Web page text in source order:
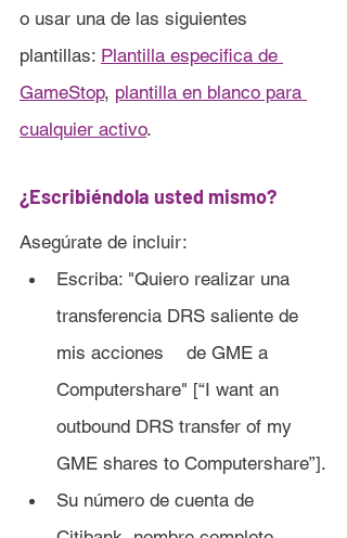
o usar una de las siguientes
plantillas: Plantilla especifica de
GameStop, plantilla en blanco para
cualquier activo.
¿Escribiéndola usted mismo?
Asegúrate de incluir:
Escriba: "Quiero realizar una
transferencia DRS saliente de
mis acciones 	de GME a
Computershare" [“I want an
outbound DRS transfer of my
GME shares to Computershare”].
Su número de cuenta de